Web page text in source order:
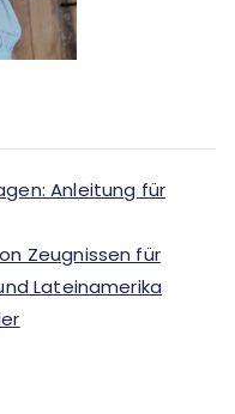
Anleitung für
Zeugnissen für
Lateinamerika